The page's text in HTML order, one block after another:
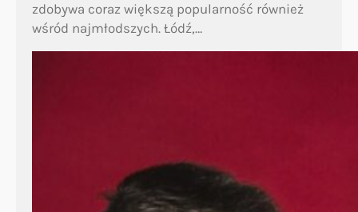
zdobywa coraz większą popularność również
wśród najmłodszych. Łódź,…